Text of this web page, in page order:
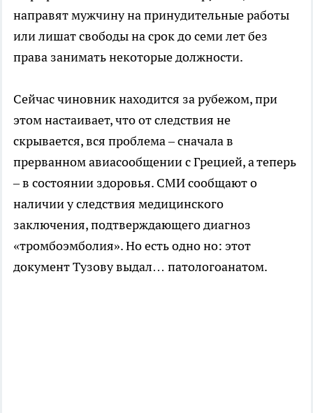
направят мужчину на принудительные работы
или лишат свободы на срок до семи лет без
права занимать некоторые должности.
Сейчас чиновник находится за рубежом, при
этом настаивает, что от следствия не
скрывается, вся проблема – сначала в
прерванном авиасообщении с Грецией, а теперь
– в состоянии здоровья. СМИ сообщают о
наличии у следствия медицинского
заключения, подтверждающего диагноз
«тромбоэмболия». Но есть одно но: этот
документ Тузову выдал… патологоанатом.